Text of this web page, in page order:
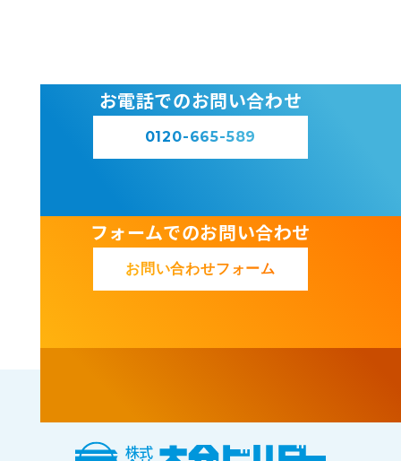
お電話でのお問い合わせ
0120-665-589
フォームでのお問い合わせ
お問い合わせフォーム